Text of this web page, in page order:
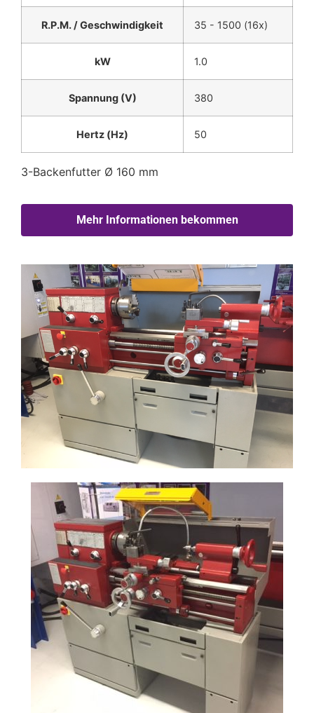
R.P.M. / Geschwindigkeit 35 - 1500 (16x)
kW 1.0
Spannung (V) 380
Hertz (Hz) 50
3-Backenfutter Ø 160 mm
Mehr Informationen bekommen